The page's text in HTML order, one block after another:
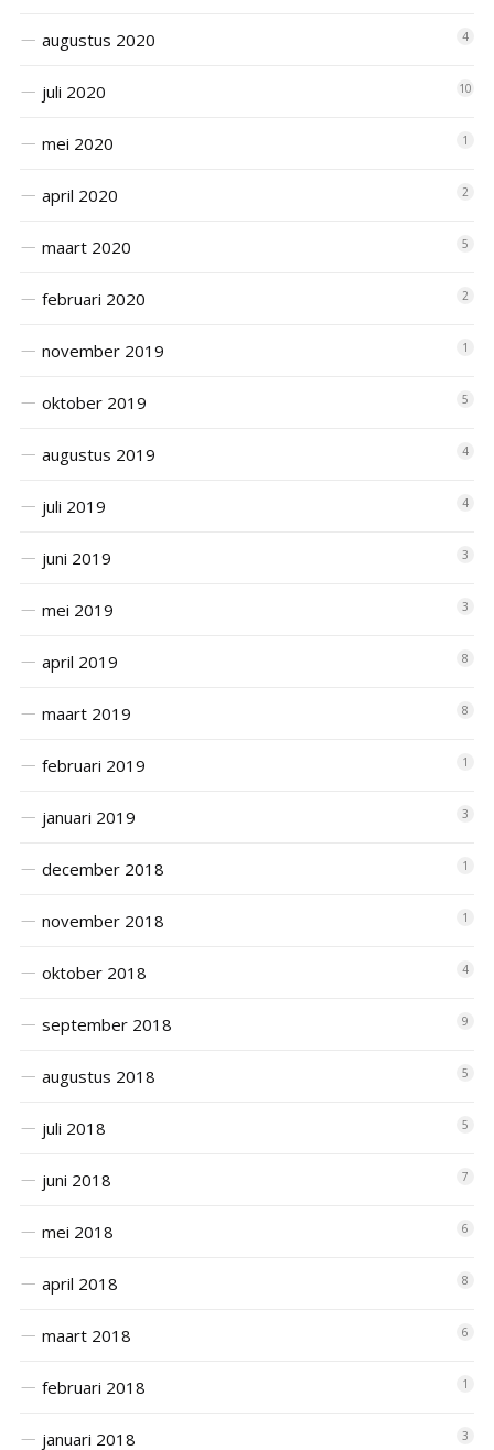
augustus 2020 4
juli 2020 10
mei 2020 1
april 2020 2
maart 2020 5
februari 2020 2
november 2019 1
oktober 2019 5
augustus 2019 4
juli 2019 4
juni 2019 3
mei 2019 3
april 2019 8
maart 2019 8
februari 2019 1
januari 2019 3
december 2018 1
november 2018 1
oktober 2018 4
september 2018 9
augustus 2018 5
juli 2018 5
juni 2018 7
mei 2018 6
april 2018 8
maart 2018 6
februari 2018 1
januari 2018 3